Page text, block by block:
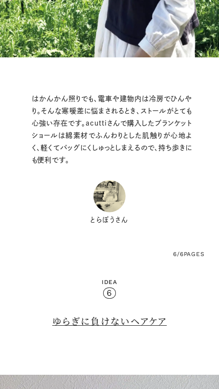
はかんかん照りでも、電車や建物内は冷房でひんや
り。そんな寒暖差に悩まされるとき、ストールがとても
心強い存在です。acuttiさんで購入したブランケット
ショールは綿素材でふんわりとした肌触りが心地よ
く、軽くてバッグにくしゅっとしまえるので、持ち歩きに
も便利です。
とらぼうさん
6/6PAGES
IDEA
6
ゆらぎに負けないヘアケア